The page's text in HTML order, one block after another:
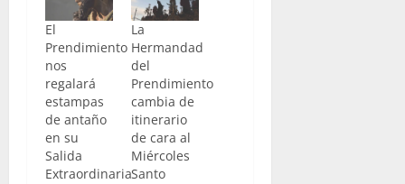
El
Prendimiento
nos
regalará
estampas
de antaño
en su
Salida
Extraordinaria
La
Hermandad
del
Prendimiento
cambia de
itinerario
de cara al
Miércoles
Santo